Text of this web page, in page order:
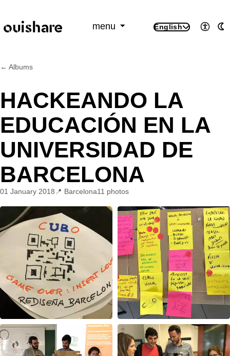
menu
English
← Albums
HACKEANDO LA
EDUCACIÓN EN LA
UNIVERSIDAD DE
BARCELONA
01 January 2018 Barcelona11 photos